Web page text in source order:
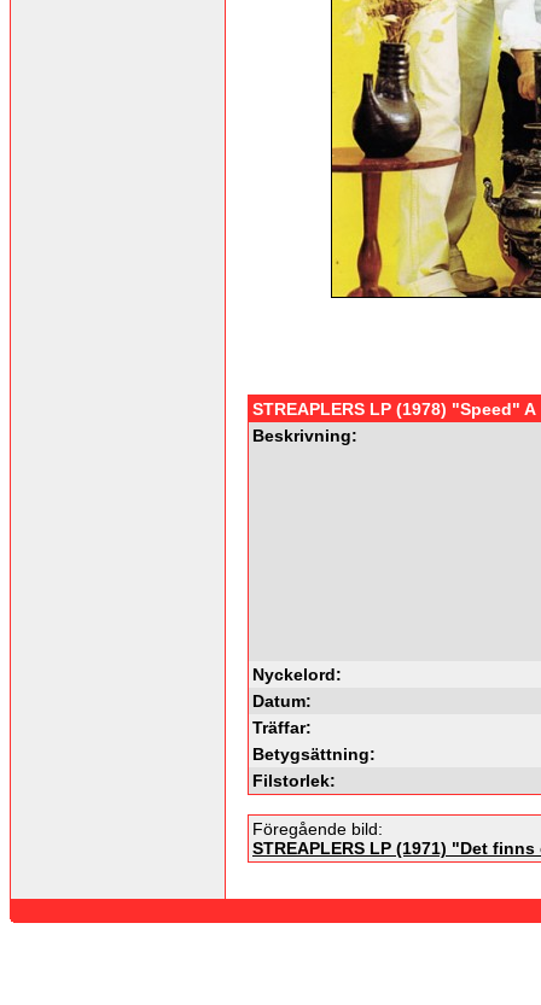
STREAPLERS LP (1978) "Speed" A
Beskrivning:
Nyckelord:
Datum:
Träffar:
Betygsättning:
Filstorlek:
Föregående bild:
STREAPLERS LP (1971) "Det